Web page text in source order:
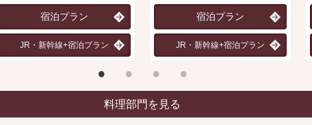
宿泊プラン
JR・新幹線+宿泊プラン
宿泊プラン
JR・新幹線+宿泊プラン
料理部門を見る